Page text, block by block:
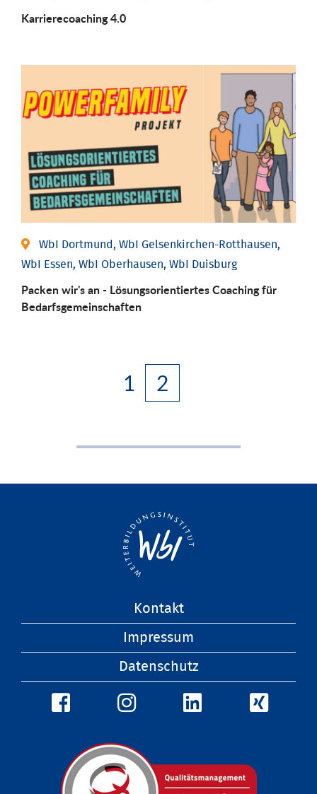
Karriere­coaching 4.0
WbI Dortmund, WbI Gelsenkirchen-Rotthausen,
WbI Essen, WbI Oberhausen, WbI Duisburg
Packen wir's an - Lösungsorientiertes Coaching für
Bedarfsgemeinschaften
1 2
Kontakt
Impressum
Datenschutz